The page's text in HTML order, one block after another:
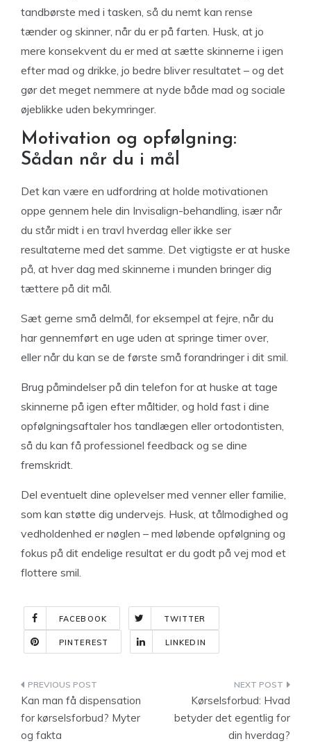
tandbørste med i tasken, så du nemt kan rense
tænder og skinner, når du er på farten. Husk, at jo
mere konsekvent du er med at sætte skinnerne i igen
efter mad og drikke, jo bedre bliver resultatet – og det
gør det meget nemmere at nyde både mad og sociale
øjeblikke uden bekymringer.
Motivation og opfølgning:
Sådan når du i mål
Det kan være en udfordring at holde motivationen
oppe gennem hele din Invisalign-behandling, især når
du står midt i en travl hverdag eller ikke ser
resultaterne med det samme. Det vigtigste er at huske
på, at hver dag med skinnerne i munden bringer dig
tættere på dit mål.
Sæt gerne små delmål, for eksempel at fejre, når du
har gennemført en uge uden at springe timer over,
eller når du kan se de første små forandringer i dit smil.
Brug påmindelser på din telefon for at huske at tage
skinnerne på igen efter måltider, og hold fast i dine
opfølgningsaftaler hos tandlægen eller ortodontisten,
så du kan få professionel feedback og se dine
fremskridt.
Del eventuelt dine oplevelser med venner eller familie,
som kan støtte dig undervejs. Husk, at tålmodighed og
vedholdenhed er nøglen – med løbende opfølgning og
fokus på dit endelige resultat er du godt på vej mod et
flottere smil.
FACEBOOK TWITTER
PINTEREST LINKEDIN
Indlægsnavigation
Kan man få dispensation
for kørselsforbud? Myter
og fakta
Kørselsforbud: Hvad
betyder det egentlig for
din hverdag?